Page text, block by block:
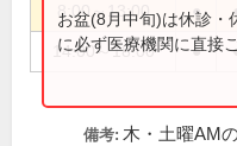
8:00～13:00 ●
14:00～18:00 ●
お盆(8月中旬)は休診・
に必ず医療機関に直接
備考: 木・土曜AM